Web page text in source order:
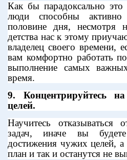
Как бы парадоксально
люди способны
половине дня, несмотря
детства нас к этому
владелец своего времени,
вам комфортно работать
выполнение самых
время.
9. Концентрируйтесь
целей.
Научитесь отказываться
задач, иначе вы
достижения чужих целей,
план и так и останутся не